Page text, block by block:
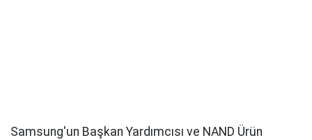
Samsung'un Başkan Yardımcısı ve NAND Ürün